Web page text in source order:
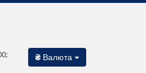
₴ Валюта